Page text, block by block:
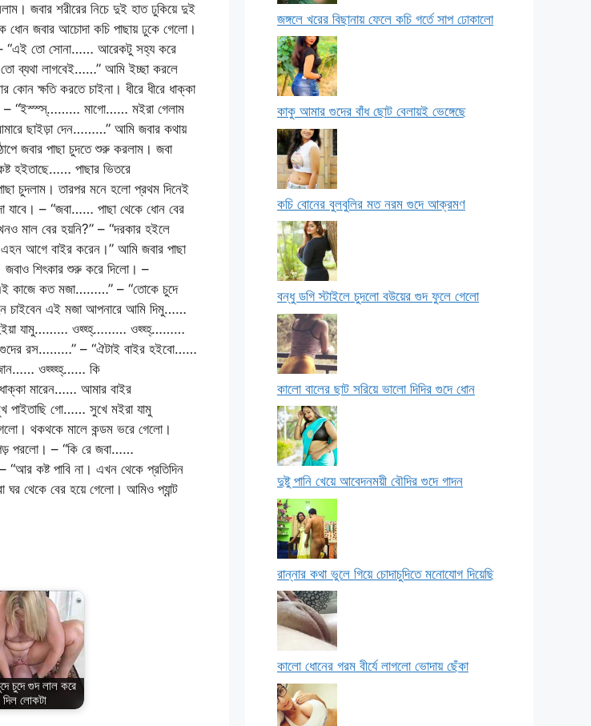
জবার শরীরের নিচে দুই হাত ঢুকিয়ে দুই
ধোন জবার আচোদা কচি পাছায় ঢুকে গেলো।
“এই তো সোনা…… আরেকটু সহ্য করে
ব্যথা লাগবেই……” আমি ইচ্ছা করলে
ক্ষতি করতে চাইনা। ধীরে ধীরে ধাক্কা
– “ইস্স্স্……… মাগো…… মইরা গেলাম
ছাইড়া দেন………” আমি জবার কথায়
জবার পাছা চুদতে শুরু করলাম। জবা
হইতাছে…… পাছার ভিতরে
চুদলাম। তারপর মনে হলো প্রথম দিনেই
যাবে। – “জবা…… পাছা থেকে ধোন বের
বের হয়নি?” – “দরকার হইলে
এহন আগে বাইর করেন।” আমি জবার পাছা
জবাও শিৎকার শুরু করে দিলো। –
কত মজা………” – “তোকে চুদে
চাইবেন এই মজা আপনারে আমি দিমু……
হইয়া যামু……… ওহ্হ্হ্……… ওহ্হ্হ্………
গুদের রস………” – “ঐটাই বাইর হইবো……
ওহ্হ্হ্হ্…… কি
মারেন…… আমার বাইর
গো…… সুখে মইরা যামু
থকথকে মালে কন্ডম ভরে গেলো।
পরলো। – “কি রে জবা……
কষ্ট পাবি না। এখন থেকে প্রতিদিন
থেকে বের হয়ে গেলো। আমিও প্যান্ট
চুদে গুদ লাল করে
দিল লোকটা
জঙ্গলে খরের বিছানায় ফেলে কচি গর্তে সাপ ঢোকালো
কাকু আমার গুদের বাঁধ ছোট বেলায়ই ভেঙ্গেছে
কচি বোনের বুলবুলির মত নরম গুদে আক্রমণ
বন্ধু ডগি স্টাইলে চুদলো বউয়ের গুদ ফুলে গেলো
কালো বালের ছাট সরিয়ে ভালো দিদির গুদে ধোন
দুষ্টু পানি খেয়ে আবেদনময়ী বৌদির গুদে গাদন
রান্নার কথা ভুলে গিয়ে চোদাচুদিতে মনোযোগ দিয়েছি
কালো ধোনের গরম বীর্যে লাগলো ভোদায় ছেঁকা